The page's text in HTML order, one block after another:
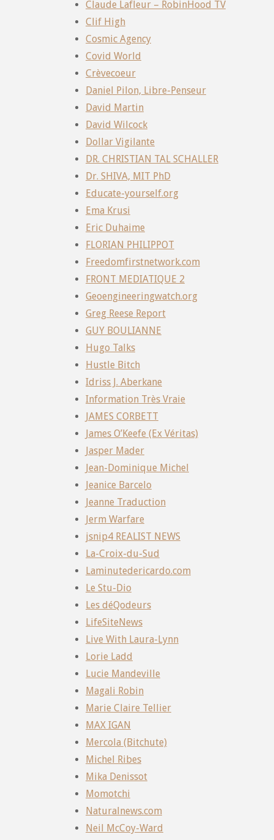
Claude Lafleur – RobinHood TV
Clif High
Cosmic Agency
Covid World
Crèvecoeur
Daniel Pilon, Libre-Penseur
David Martin
David Wilcock
Dollar Vigilante
DR. CHRISTIAN TAL SCHALLER
Dr. SHIVA, MIT PhD
Educate-yourself.org
Ema Krusi
Eric Duhaime
FLORIAN PHILIPPOT
Freedomfirstnetwork.com
FRONT MEDIATIQUE 2
Geoengineeringwatch.org
Greg Reese Report
GUY BOULIANNE
Hugo Talks
Hustle Bitch
Idriss J. Aberkane
Information Très Vraie
JAMES CORBETT
James O’Keefe (Ex Véritas)
Jasper Mader
Jean-Dominique Michel
Jeanice Barcelo
Jeanne Traduction
Jerm Warfare
jsnip4 REALIST NEWS
La-Croix-du-Sud
Laminutedericardo.com
Le Stu-Dio
Les déQodeurs
LifeSiteNews
Live With Laura-Lynn
Lorie Ladd
Lucie Mandeville
Magali Robin
Marie Claire Tellier
MAX IGAN
Mercola (Bitchute)
Michel Ribes
Mika Denissot
Momotchi
Naturalnews.com
Neil McCoy-Ward